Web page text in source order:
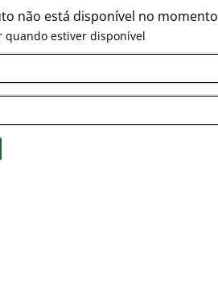
não está disponível no momento
quando estiver disponível